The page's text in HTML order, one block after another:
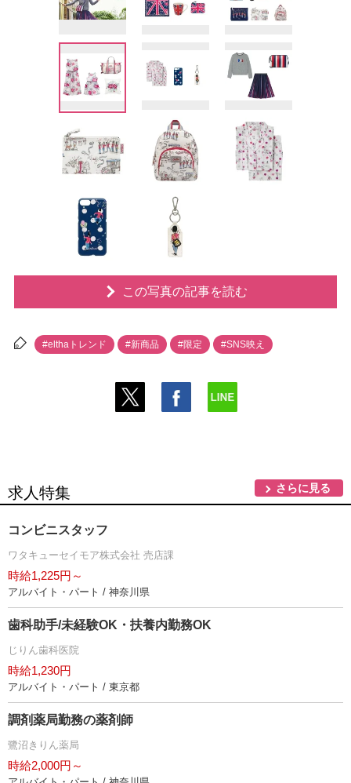
この写真の記事を読む
#elthaトレンド #新商品 #限定 #SNS映え
求人特集 さらに見る
コンビニスタッフ
ワタキューセイモア株式会社 売店課
時給1,225円～
アルバイト・パート / 神奈川県
歯科助手/未経験OK・扶養内勤務OK
じりん歯科医院
時給1,230円
アルバイト・パート / 東京都
調剤薬局勤務の薬剤師
鷺沼きりん薬局
時給2,000円～